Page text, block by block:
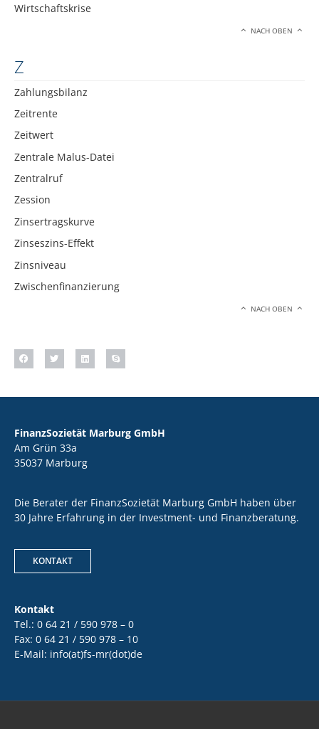
Wirtschaftskrise
NACH OBEN
Z
Zahlungsbilanz
Zeitrente
Zeitwert
Zentrale Malus-Datei
Zentralruf
Zession
Zinsertragskurve
Zinseszins-Effekt
Zinsniveau
Zwischenfinanzierung
NACH OBEN
FinanzSozietät Marburg GmbH
Am Grün 33a
35037 Marburg
Die Berater der FinanzSozietät Marburg GmbH haben über
30 Jahre Erfahrung in der Investment- und Finanzberatung.
KONTAKT
Kontakt
Tel.: 0 64 21 / 590 978 – 0
Fax: 0 64 21 / 590 978 – 10
E-Mail: info(at)fs-mr(dot)de